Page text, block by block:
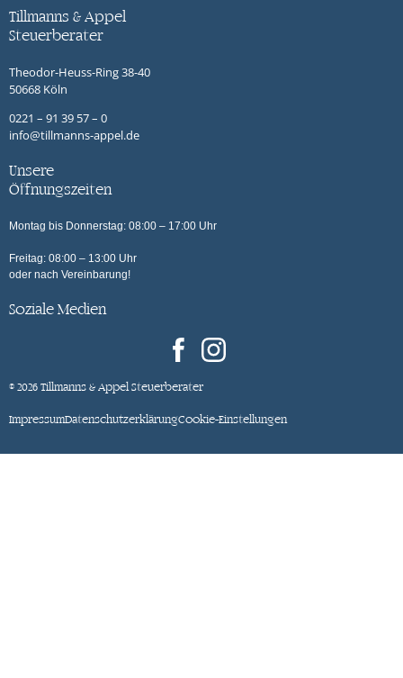
Tillmanns & Appel
Steuerberater
Theodor-Heuss-Ring 38-40
50668 Köln
0221 – 91 39 57 – 0
info@tillmanns-appel.de
Unsere
Öffnungszeiten
Montag bis Donnerstag: 08:00 – 17:00 Uhr
Freitag: 08:00 – 13:00 Uhr
oder nach Vereinbarung!
Soziale Medien
© 2026 Tillmanns & Appel Steuerberater
ImpressumDatenschutzerklärungCookie-Einstellungen